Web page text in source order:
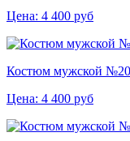
Цена: 4 400 руб
Костюм мужской
Цена: 4 400 руб